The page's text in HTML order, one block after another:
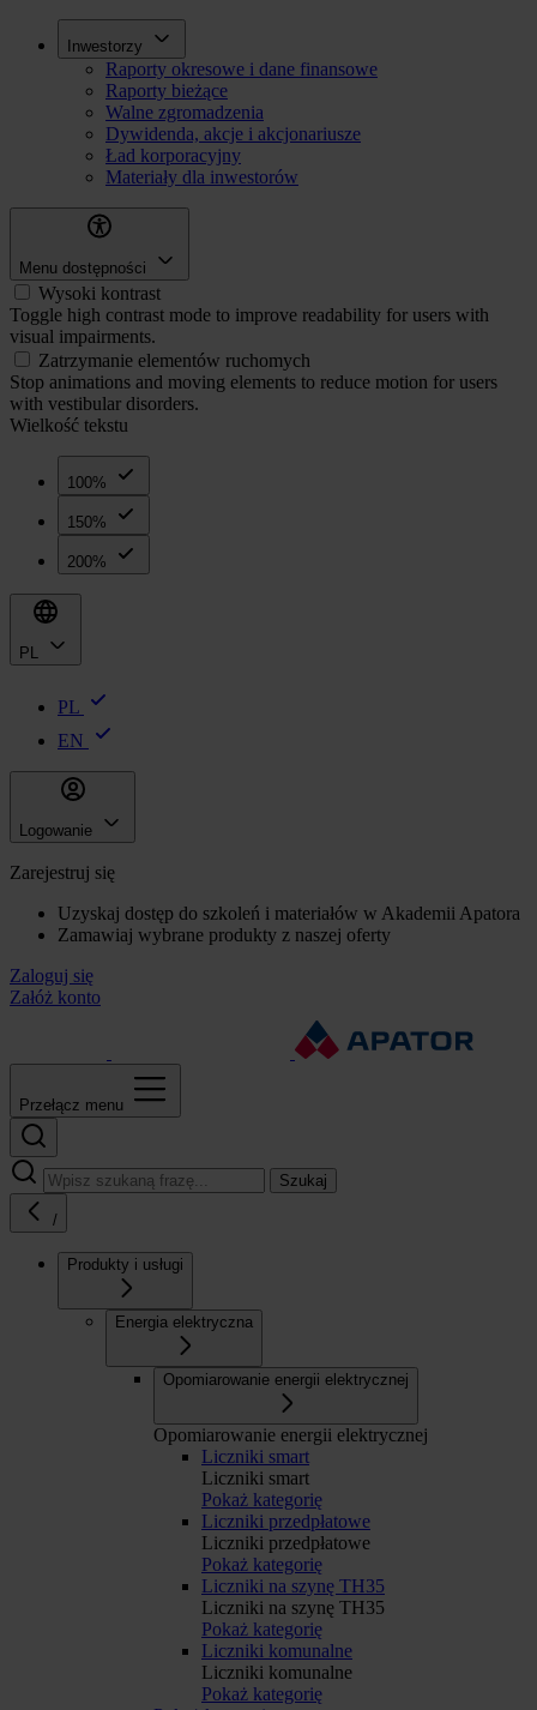
Inwestorzy
Raporty okresowe i dane finansowe
Raporty bieżące
Walne zgromadzenia
Dywidenda, akcje i akcjonariusze
Ład korporacyjny
Materiały dla inwestorów
Menu dostępności
Wysoki kontrast
Toggle high contrast mode to improve readability for users with
visual impairments.
Zatrzymanie elementów ruchomych
Stop animations and moving elements to reduce motion for users
with vestibular disorders.
Wielkość tekstu
100%
150%
200%
PL
PL
EN
Logowanie
Zarejestruj się
Uzyskaj dostęp do szkoleń i materiałów w Akademii Apatora
Zamawiaj wybrane produkty z naszej oferty
Zaloguj się
Załóż konto
Przełącz menu
Szukaj
/
Produkty i usługi
Energia elektryczna
Opomiarowanie energii elektrycznej
Opomiarowanie energii elektrycznej
Liczniki smart
Liczniki smart
Pokaż kategorię
Liczniki przedpłatowe
Liczniki przedpłatowe
Pokaż kategorię
Liczniki na szynę TH35
Liczniki na szynę TH35
Pokaż kategorię
Liczniki komunalne
Liczniki komunalne
Pokaż kategorię